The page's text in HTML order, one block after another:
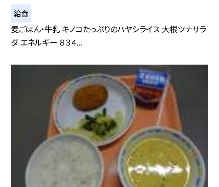
給食
麦ごはん・牛乳 キノコたっぷりのハヤシライス 大根ツナサラ
ダ エネルギー ８３４...